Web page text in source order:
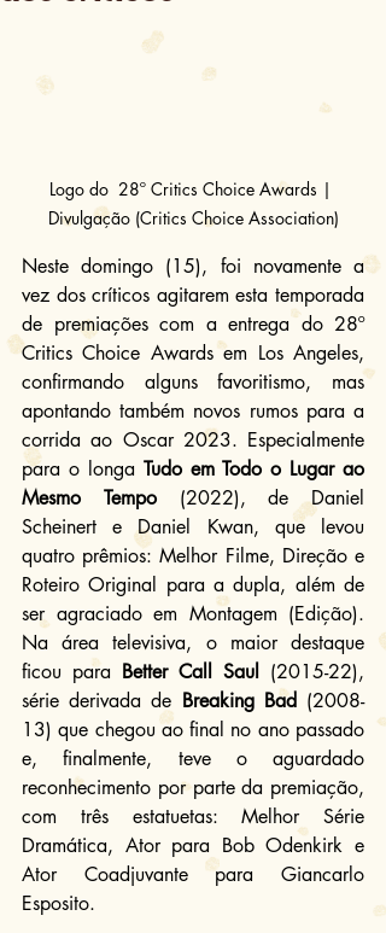
Logo do  28º Critics Choice Awards |
Divulgação (Critics Choice Association)
Neste domingo (15), foi novamente a
vez dos críticos agitarem esta temporada
de premiações com a entrega do 28º
Critics Choice Awards em Los Angeles,
confirmando alguns favoritismo, mas
apontando também novos rumos para a
corrida ao Oscar 2023. Especialmente
para o longa Tudo em Todo o Lugar ao
Mesmo Tempo (2022), de Daniel
Scheinert e Daniel Kwan, que levou
quatro prêmios: Melhor Filme, Direção e
Roteiro Original para a dupla, além de
ser agraciado em Montagem (Edição).
Na área televisiva, o maior destaque
ficou para Better Call Saul (2015-22),
série derivada de Breaking Bad (2008-
13) que chegou ao final no ano passado
e, finalmente, teve o aguardado
reconhecimento por parte da premiação,
com três estatuetas: Melhor Série
Dramática, Ator para Bob Odenkirk e
Ator Coadjuvante para Giancarlo
Esposito.